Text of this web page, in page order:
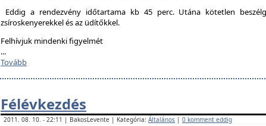
Eddig a rendezvény időtartama kb 45 perc. Utána kötetlen
zsíroskenyerekkel és az üdítőkkel.
Felhívjuk mindenki figyelmét
...
Tovább
Félévkezdés
2011. 08. 10. - 22:11 | BakosLevente | Kategória: Általános | 0 komment eddig